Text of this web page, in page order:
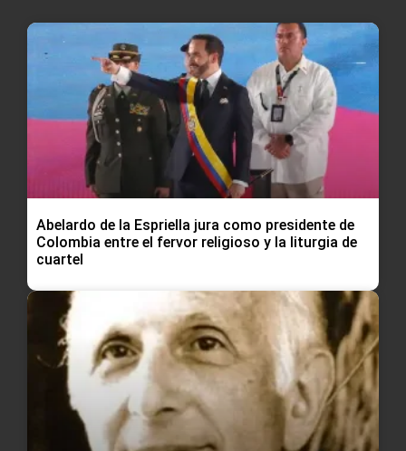
Abelardo de la Espriella jura como presidente de
Colombia entre el fervor religioso y la liturgia de
cuartel